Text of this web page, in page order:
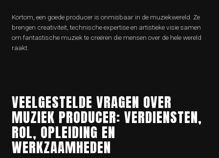
Kortom, een goede producer is onmisbaar in de muziekwereld. Ze
brengen creativiteit, technische expertise en artistieke visie samen
om fantastische muziek te creëren die mensen over de hele wereld
raakt.
VEELGESTELDE VRAGEN OVER
MUZIEK PRODUCER: VERDIENSTEN,
ROL, OPLEIDING EN
WERKZAAMHEDEN